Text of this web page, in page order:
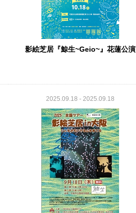
影絵芝居『鯨生~Geio~』花蓮公演
2025.09.18 - 2025.09.18